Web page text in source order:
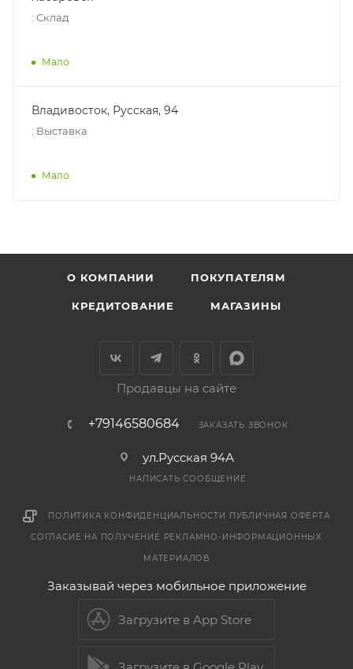
: Склад
Мало
Владивосток, Русская, 94
: Выставка
Мало
О КОМПАНИИ ПОКУПАТЕЛЯМ
КРЕДИТОВАНИЕ МАГАЗИНЫ
Продавцы на сайте
+79146580684 ЗАКАЗАТЬ ЗВОНОК
ул.Русская 94А
НАПИСАТЬ СООБЩЕНИЕ
ПОЛИТИКА КОНФИДЕНЦИАЛЬНОСТИ ПУБЛИЧНАЯ ОФЕРТА
СОГЛАСИЕ НА ПОЛУЧЕНИЕ РЕКЛАМНО-ИНФОРМАЦИОННЫХ
МАТЕРИАЛОВ
Заказывай через мобильное приложение
Загрузите в App Store